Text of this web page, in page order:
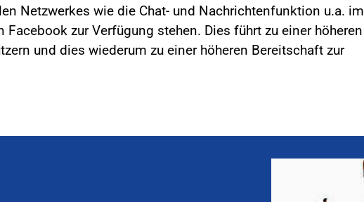
Netzwerkes wie die Chat- und Nachrichtenfunktion u.a. im
Facebook zur Verfügung stehen. Dies führt zu einer höheren
und dies wiederum zu einer höheren Bereitschaft zur